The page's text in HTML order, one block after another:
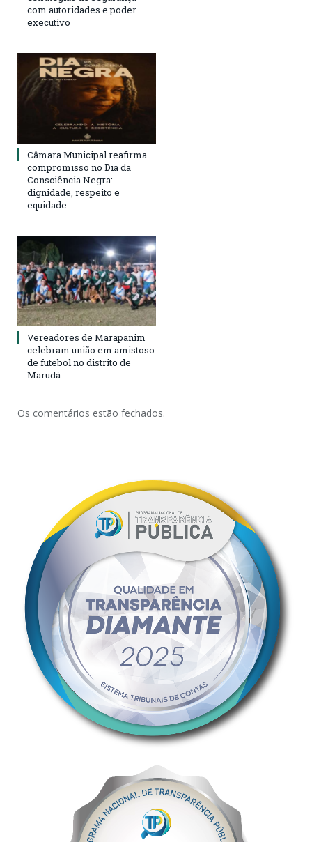
com autoridades e poder
executivo
Câmara Municipal reafirma
compromisso no Dia da
Consciência Negra:
dignidade, respeito e
equidade
Vereadores de Marapanim
celebram união em amistoso
de futebol no distrito de
Marudá
Os comentários estão fechados.